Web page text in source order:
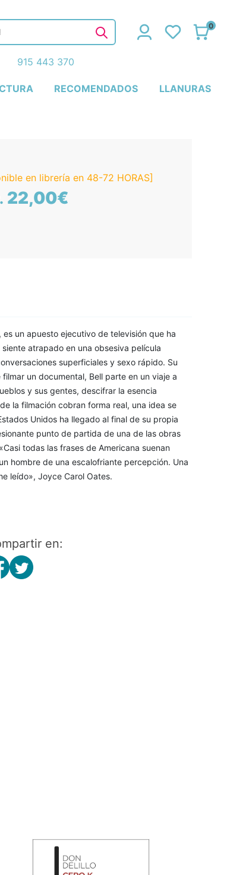
RECOMENDADOS LLANURAS
0
915 443 370
en librería en 48-72 HORAS]
22,00€
un apuesto ejecutivo de televisión que ha
atrapado en una obsesiva película
superficiales y sexo rápido. Su
un documental, Bell parte en un viaje a
y sus gentes, descifrar la esencia
la filmación cobran forma real, una idea se
Unidos ha llegado al final de su propia
punto de partida de una de las obras
todas las frases de Americana suenan
hombre de una escalofriante percepción. Una
leído», Joyce Carol Oates.
en: